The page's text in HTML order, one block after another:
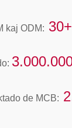
kaj ODM: 30+
de MCB: